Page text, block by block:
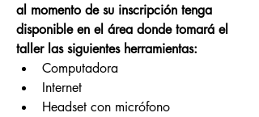
al momento de su inscripción tenga
disponible en el área donde tomará el
taller las siguientes herramientas:
Computadora
Internet
Headset con micrófono